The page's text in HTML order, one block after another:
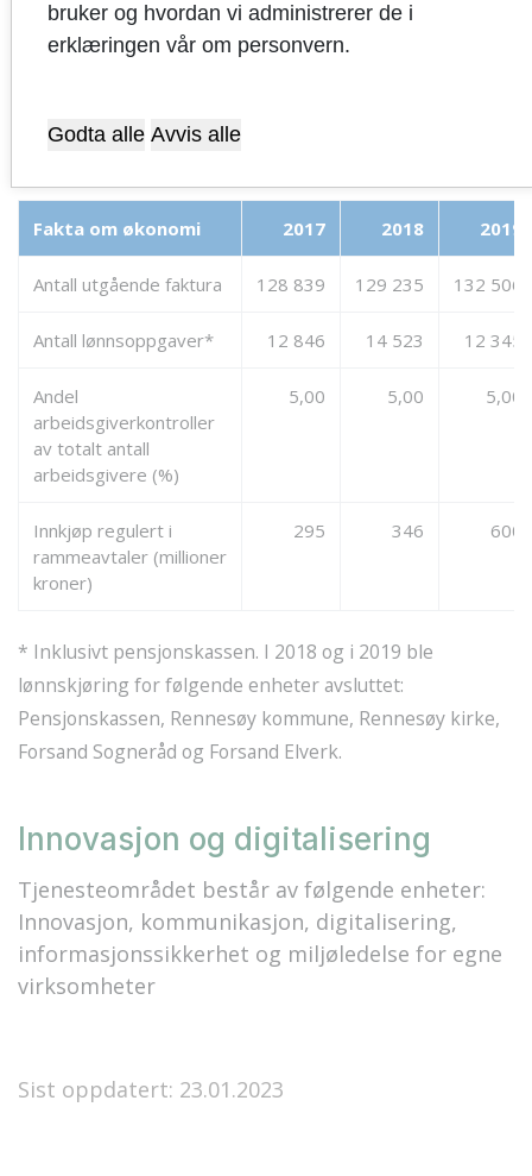
Økonomi består av Sandnes kemnerkontor
samt enhetene budsjett og analyse,
støttetjenester til alle enhetene i kommunen i
Fakta om økonomi 2017 2018 2019
Antall utgående faktura 128 839 129 235 132 506
Antall lønnsoppgaver* 12 846 14 523 12 345
Andel
arbeidsgiverkontroller
av totalt antall
arbeidsgivere (%)
5,00 5,00 5,00
Innkjøp regulert i
rammeavtaler (millioner
kroner)
295 346 600
* Inklusivt pensjonskassen. I 2018 og i 2019 ble
lønnskjøring for følgende enheter avsluttet:
Pensjonskassen, Rennesøy kommune, Rennesøy kirke,
Forsand Sogneråd og Forsand Elverk.
Innovasjon og digitalisering
Tjenesteområdet består av følgende enheter:
Innovasjon, kommunikasjon, digitalisering,
informasjonssikkerhet og miljøledelse for egne
virksomheter
Sist oppdatert: 23.01.2023
bruker og hvordan vi administrerer de i
erklæringen vår om personvern.
Godta alle Avvis alle